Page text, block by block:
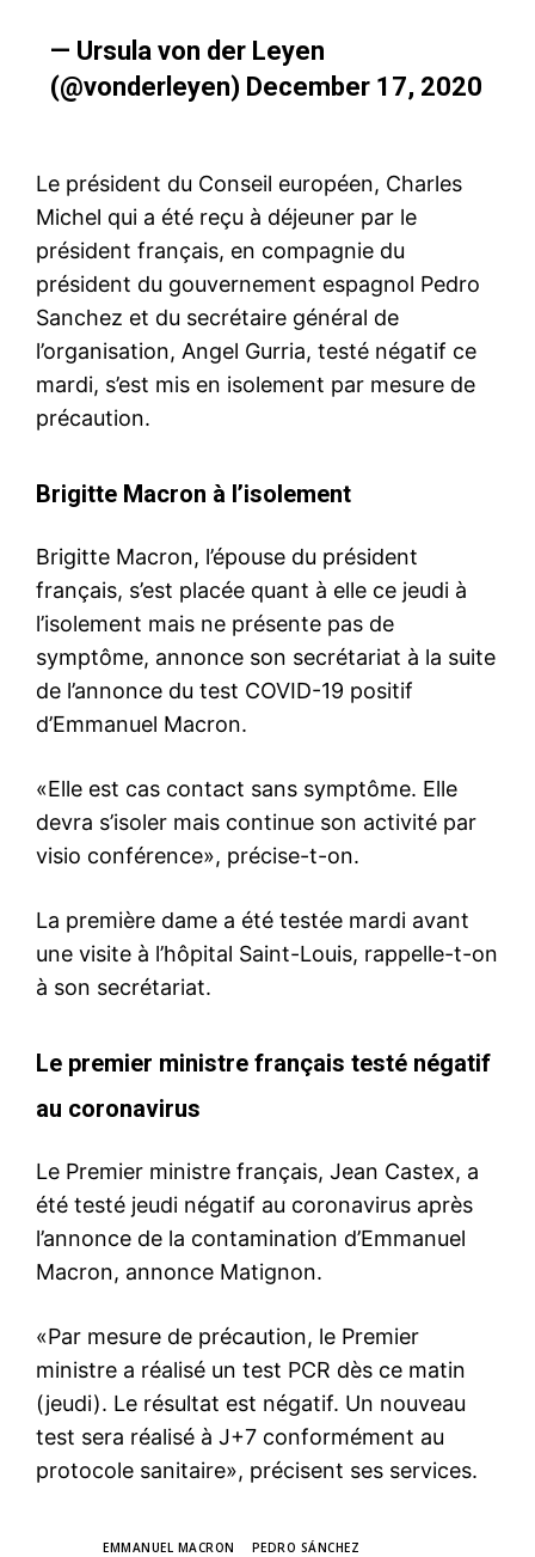
— Ursula von der Leyen
(@vonderleyen) December 17, 2020
Le président du Conseil européen, Charles
Michel qui a été reçu à déjeuner par le
président français, en compagnie du
président du gouvernement espagnol Pedro
Sanchez et du secrétaire général de
l’organisation, Angel Gurria, testé négatif ce
mardi, s’est mis en isolement par mesure de
précaution.
Brigitte Macron à l’isolement
Brigitte Macron, l’épouse du président
français, s’est placée quant à elle ce jeudi à
l’isolement mais ne présente pas de
symptôme, annonce son secrétariat à la suite
de l’annonce du test COVID-19 positif
d’Emmanuel Macron.
«Elle est cas contact sans symptôme. Elle
devra s’isoler mais continue son activité par
visio conférence», précise-t-on.
La première dame a été testée mardi avant
une visite à l’hôpital Saint-Louis, rappelle-t-on
à son secrétariat.
Le premier ministre français testé négatif
au coronavirus
Le Premier ministre français, Jean Castex, a
été testé jeudi négatif au coronavirus après
l’annonce de la contamination d’Emmanuel
Macron, annonce Matignon.
«Par mesure de précaution, le Premier
ministre a réalisé un test PCR dès ce matin
(jeudi). Le résultat est négatif. Un nouveau
test sera réalisé à J+7 conformément au
protocole sanitaire», précisent ses services.
EMMANUEL MACRON PEDRO SÁNCHEZ